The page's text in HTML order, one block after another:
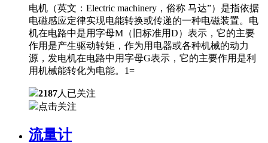
电机（英文：Electric machinery，俗称 马达”）是指依据
电磁感应定律实现电能转换或传递的一种电磁装置。电
机在电路中是用字母M（旧标准用D）表示，它的主要
作用是产生驱动转矩，作为用电器或各种机械的动力
源，发电机在电路中用字母G表示，它的主要作用是利
用机械能转化为电能。1=
2187人已关注
点击关注
流量计